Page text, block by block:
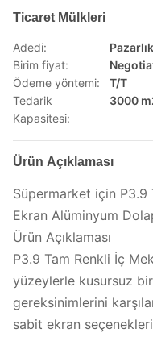
Ticaret Mülkleri
Adedi:
Birim fiyat:
Ödeme yöntemi:
T/T
Tedarik
Kapasitesi:
3000
Ürün Açıklaması
Süpermarket için P3.9
Ekran Alüminyum
Ürün Açıklaması
P3.9 Tam Renkli İç
yüzeylerle kusursuz
gereksinimlerini
sabit ekran